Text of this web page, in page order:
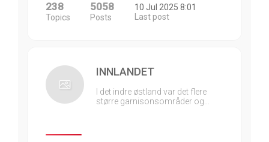
238
Topics
5058
Posts
10 Jul 2025 8:01
Last post
INNLANDET
I det indre østland var det flere
større garnisonsområder og…